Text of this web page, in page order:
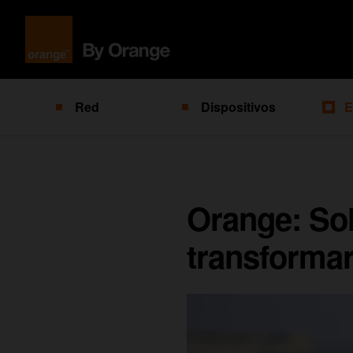
Red Dispositivos
Orange: